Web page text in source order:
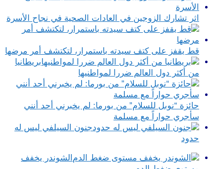
اثر تشارك الزوجين في العادات الصحية في نجاح الأسرة
قط يقفز على كتف سيدته باستمرار، لتكتشف أمر مرضها
بريطانيا
من أكثر دول العالم ضررا لمواطنيها
حائزة “نوبل للسلام” من بورما: لم يخبرني أحد أنني
سأجري حواراً مع مسلمة
جنون السيلفي ليس له
حدود
الشوندر يخفف